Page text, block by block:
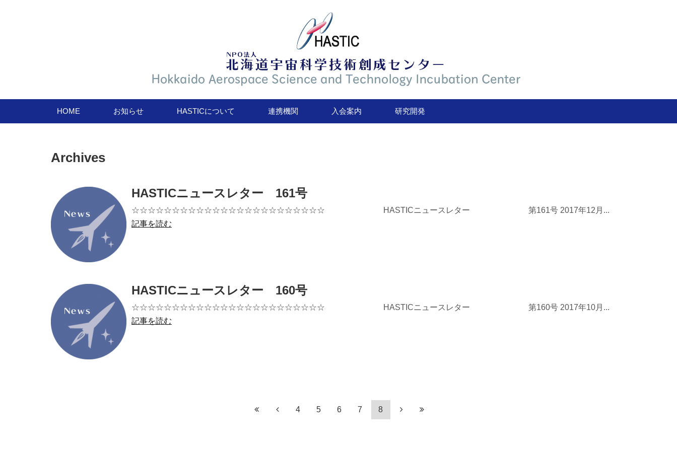
HOME お知らせ HASTICについて 連携機関 入会案内 研究開発
Archives
HASTICニュースレター 161号
☆☆☆☆☆☆☆☆☆☆☆☆☆☆☆☆☆☆☆☆☆☆☆☆ HASTICニュースレター 第161号 2017年12月...
記事を読む
HASTICニュースレター 160号
☆☆☆☆☆☆☆☆☆☆☆☆☆☆☆☆☆☆☆☆☆☆☆☆ HASTICニュースレター 第160号 2017年10月...
記事を読む
4 5 6 7 8